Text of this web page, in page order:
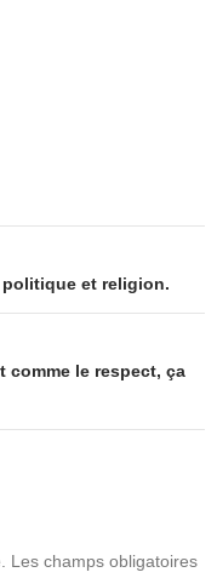
et religion.
comme le respect, ça
Les champs obligatoires